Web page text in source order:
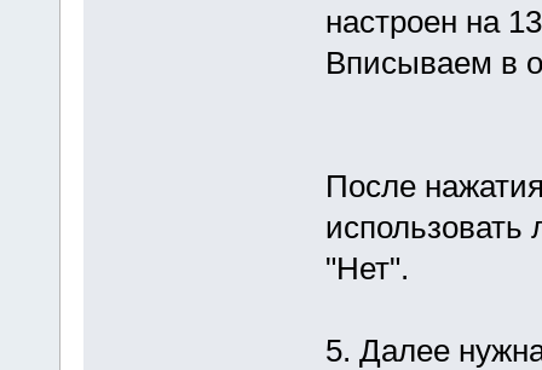
настроен на
Вписываем в
После
использовать
"Нет".
5. Далее